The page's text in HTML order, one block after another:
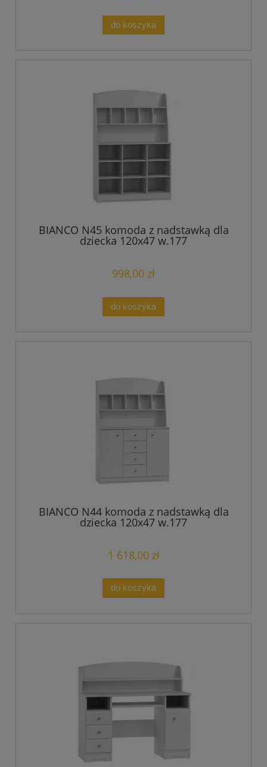
do koszyka
BIANCO N45 komoda z nadstawką dla
dziecka 120x47 w.177
998,00 zł
do koszyka
BIANCO N44 komoda z nadstawką dla
dziecka 120x47 w.177
1 618,00 zł
do koszyka